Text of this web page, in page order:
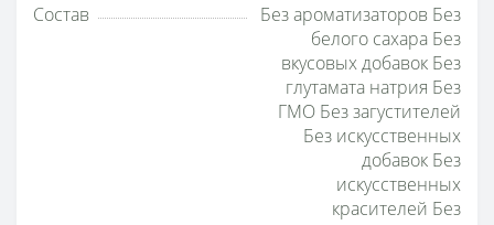
Состав
Без ароматизаторов Без
белого сахара Без
вкусовых добавок Без
глутамата натрия Без
ГМО Без загустителей
Без искусственных
добавок Без
искусственных
красителей Без